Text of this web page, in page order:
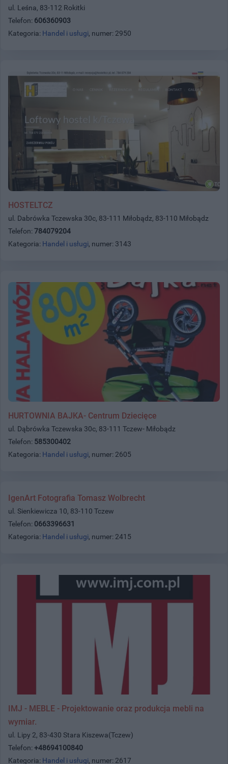
ul. Leśna, 83-112 Rokitki
Telefon: 606360903
Kategoria: Handel i usługi, numer: 2950
HOSTELTCZ
ul. Dabrówka Tczewska 30c, 83-111 Miłobądz, 83-110 Miłobądz
Telefon: 784079204
Kategoria: Handel i usługi, numer: 3143
HURTOWNIA BAJKA- Centrum Dziecięce
ul. Dąbrówka Tczewska 30c, 83-111 Tczew- Miłobądz
Telefon: 585300402
Kategoria: Handel i usługi, numer: 2605
IgenArt Fotografia Tomasz Wolbrecht
ul. Sienkiewicza 10, 83-110 Tczew
Telefon: 0663396631
Kategoria: Handel i usługi, numer: 2415
IMJ - MEBLE - Projektowanie oraz produkcja mebli na
wymiar.
ul. Lipy 2, 83-430 Stara Kiszewa(Tczew)
Telefon: +48694100840
Kategoria: Handel i usługi, numer: 2617